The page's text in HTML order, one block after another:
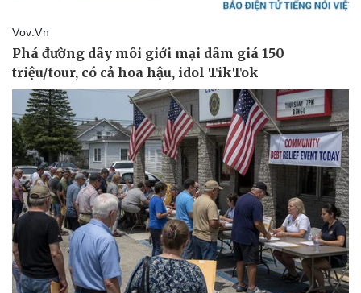
Thể thao
Ô tô - Xe máy